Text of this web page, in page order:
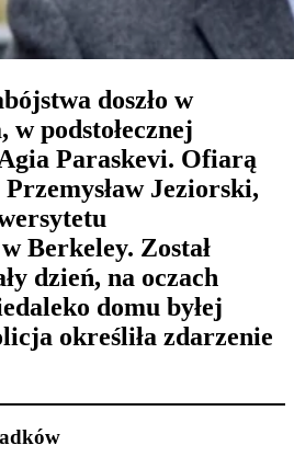
doszło w
podstołecznej
Paraskevi. Ofiarą
Jeziorski,
Berkeley. Został
dzień, na oczach
domu byłej
określiła zdarzenie